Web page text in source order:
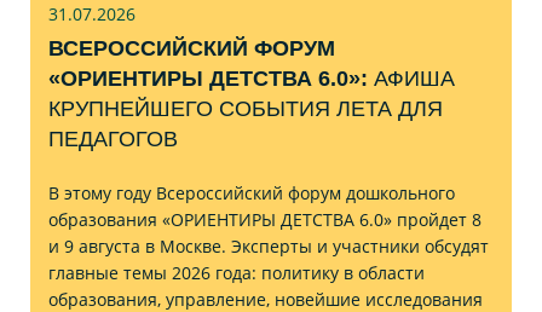
31.07.2026
ВСЕРОССИЙСКИЙ ФОРУМ
«ОРИЕНТИРЫ ДЕТСТВА 6.0»: АФИША
КРУПНЕЙШЕГО СОБЫТИЯ ЛЕТА ДЛЯ
ПЕДАГОГОВ
В этому году Всероссийский форум дошкольного
образования «ОРИЕНТИРЫ ДЕТСТВА 6.0» пройдет 8
и 9 августа в Москве. Эксперты и участники обсудят
главные темы 2026 года: политику в области
образования, управление, новейшие исследования